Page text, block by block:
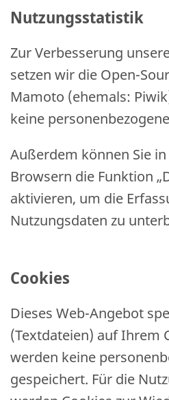
Nutzungsstatistik
Zur Verbesserung
setzen wir die Open-
Mamoto (ehemals:
keine
Außerdem können Sie
Browsern die Funktion
aktivieren, um die
Nutzungsdaten zu
Cookies
Dieses Web-Angebot
(Textdateien) auf Ihrem
werden keine
gespeichert. Für die